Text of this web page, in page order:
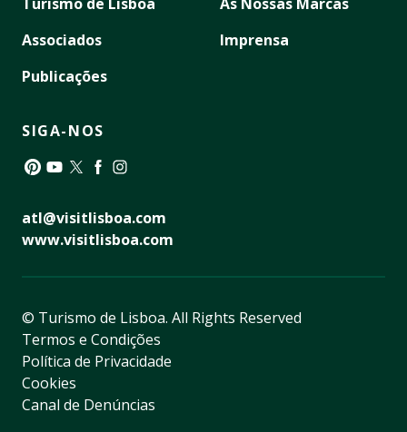
Associados
Publicações
Imprensa
SIGA-NOS
atl@visitlisboa.com
www.visitlisboa.com
© Turismo de Lisboa. All Rights Reserved
Termos e Condições
Política de Privacidade
Cookies
Canal de Denúncias